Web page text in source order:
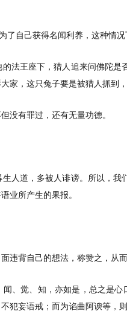
自己获得名闻利养，这种情
法王座下，猎人追来问佛陀
家，这只兔子要是被猎人抓到
没有罪过，还有无量功德。
人道，多被人诽谤。所以，
业所产生的果报。
违背自己的想法，称赞之，从
、觉、知，亦如是，总之是
犯妄语戒；而为谄曲阿谀等，则